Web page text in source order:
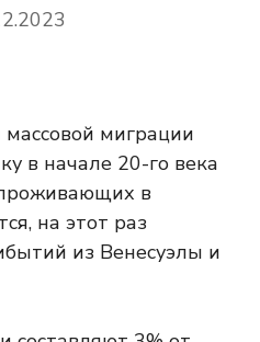
миграции
в начале 20-го века
в
на этот раз
из Венесуэлы и